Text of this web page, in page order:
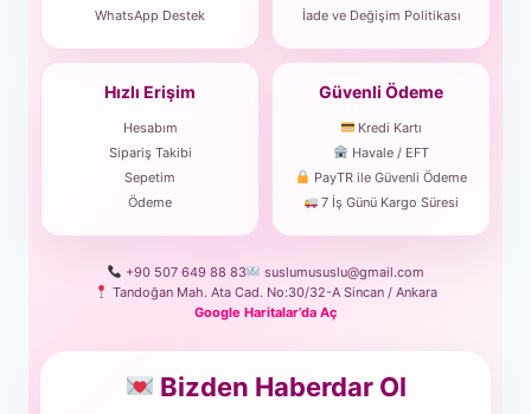
WhatsApp Destek
İade ve Değişim Politikası
Hızlı Erişim
Hesabım
Sipariş Takibi
Sepetim
Ödeme
Güvenli Ödeme
Kredi Kartı
Havale / EFT
PayTR ile Güvenli Ödeme
7 İş Günü Kargo Süresi
+90 507 649 88 83
suslumususlu@gmail.com
Tandoğan Mah. Ata Cad. No:30/32-A Sincan / Ankara
Google Haritalar’da Aç
Bizden Haberdar Ol